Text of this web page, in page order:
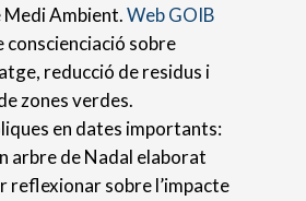
Medi Ambient.Web GOIB
conscienciació sobre
reducció de residus i
zones verdes.
en dates importants:
arbre de Nadal elaborat
reflexionar sobre l’impacte